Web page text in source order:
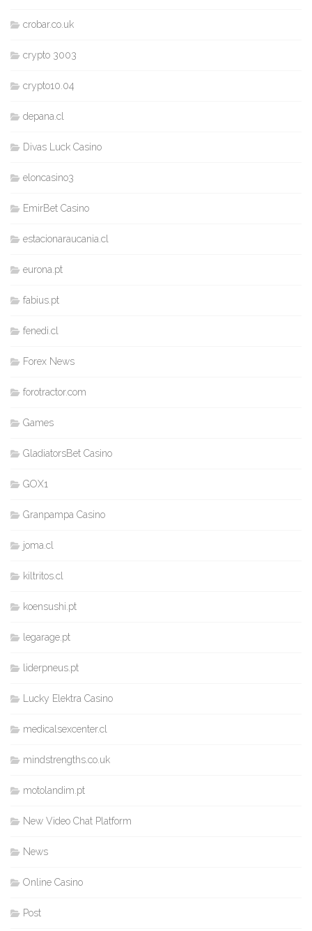
crobar.co.uk
crypto 3003
crypto10.04
depana.cl
Divas Luck Casino
eloncasino3
EmirBet Casino
estacionaraucania.cl
eurona.pt
fabius.pt
fenedi.cl
Forex News
forotractor.com
Games
GladiatorsBet Casino
GOX1
Granpampa Casino
joma.cl
kiltritos.cl
koensushi.pt
legarage.pt
liderpneus.pt
Lucky Elektra Casino
medicalsexcenter.cl
mindstrengths.co.uk
motolandim.pt
New Video Chat Platform
News
Online Casino
Post